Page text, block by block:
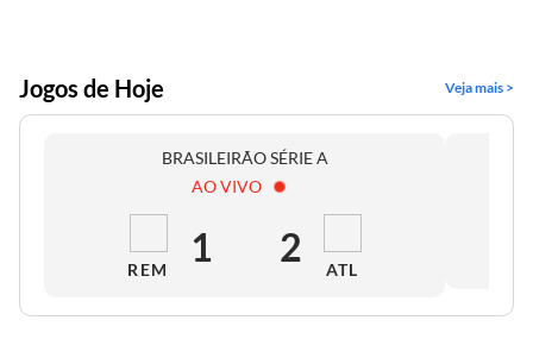
Jogos de Hoje Veja mais >
BRASILEIRÃO SÉRIE A
AO VIVO
REM 1 2 ATL